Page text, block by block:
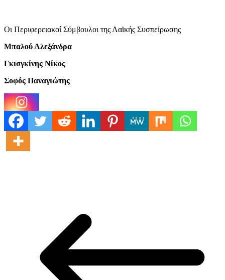
Οι Περιφερειακοί Σύμβουλοι της Λαϊκής Συσπείρωσης
Μπαλού Αλεξάνδρα
Γκισγκίνης Νίκος
Σοφός Παναγιώτης